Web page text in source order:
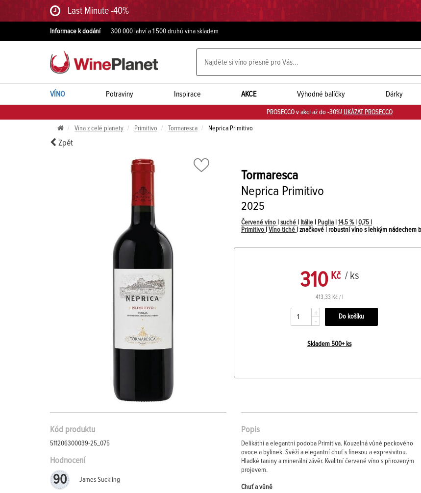
Last Minute -40%
Informace k dodání 300 000 lahví a 1 500 druhů vína skladem
VÍNO Potraviny Inspirace AKCE Výhodné balíčky Dárky
PROSECCO v akci až do -30%! UKÁZAT PROSECCO
Vína z celé planety Primitivo Tormaresca Neprica Primitivo
Zpět
Tormaresca
Neprica Primitivo
2025
Červené víno suché Itálie Puglia 14,5 % 0,75 l
Primitivo
Víno tiché | značkové | robustní víno s lehkým nádechem
310Kč / ks
413,33 Kč / l
+
-
Skladem 500+ ks
Kód produktu
511206300039-25_075
Hodnocení
90 James Suckling
Popis
Delikátní a elegantní podoba Primitiva. Kouzelná vůně peckového
ovoce a bylinek. Svěží a elegantní chuť s finesou a expresivitou.
Hladké taniny a minerální závěr. Kvalitní červené víno s přirozeným
projevem.
Chuť a vůně